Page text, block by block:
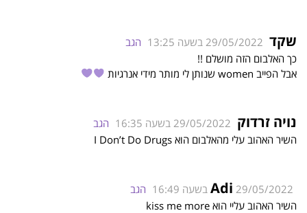
שקד 29/05/2022 בשעה 13:25
הגב
כך האלבום הזה מושלם !!
אבל הפייב women שנותן לי מותר מידי אנרגיות
נויה זרדוק 29/05/2022 בשעה 16:35
הגב
השיר האהוב עלי מהאלבום הוא I Don’t Do Drugs
Adi 29/05/2022 בשעה 16:49
הגב
השיר האהוב עליי הוא kiss me more